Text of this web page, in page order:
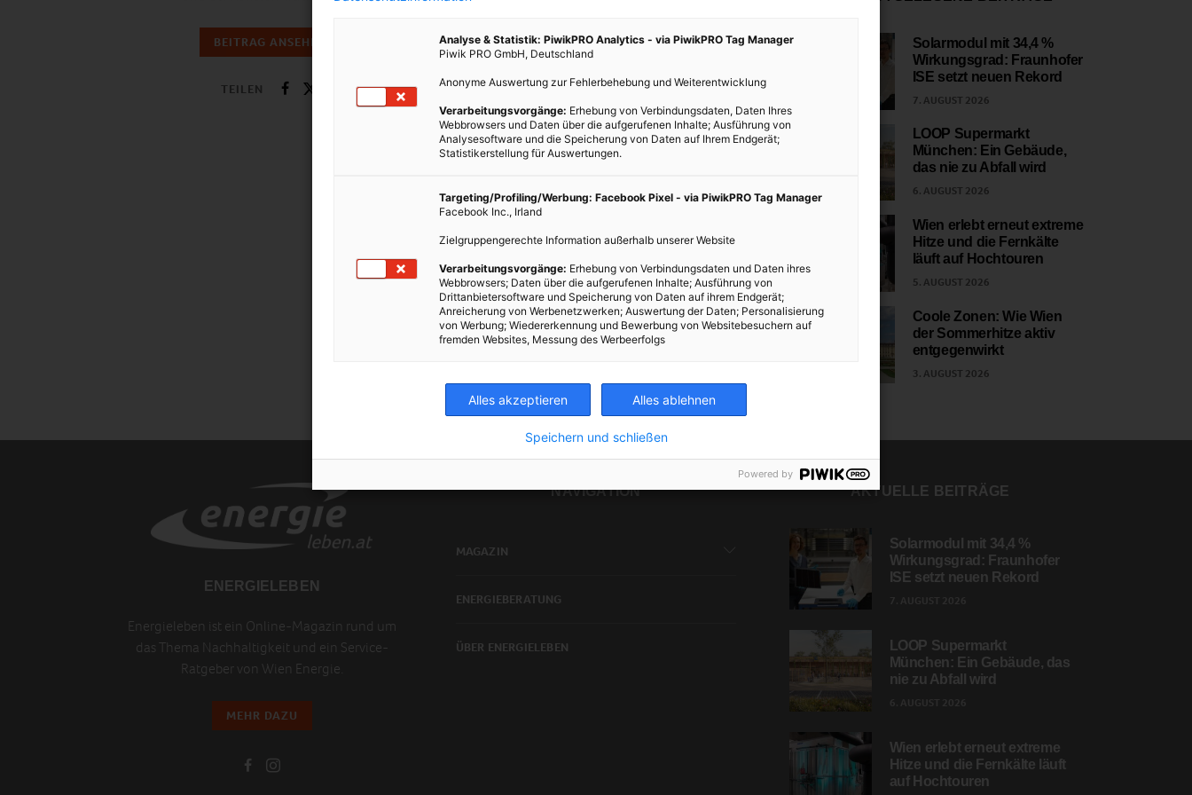
BEITRAG ANSEHEN
TEILEN
Solarmodul mit 34,4 %
Wirkungsgrad: Fraunhofer
ISE setzt neuen Rekord
7. AUGUST 2026
LOOP Supermarkt
München: Ein Gebäude,
das nie zu Abfall wird
6. AUGUST 2026
Wien erlebt erneut extreme
Hitze und die Fernkälte
läuft auf Hochtouren
5. AUGUST 2026
Coole Zonen: Wie Wien
der Sommerhitze aktiv
entgegenwirkt
3. AUGUST 2026
ENERGIELEBEN
Energieleben ist ein Online-Magazin rund um
das Thema Nachhaltigkeit und ein Service-
Ratgeber von Wien Energie.
MEHR DAZU
NAVIGATION
MAGAZIN
ENERGIEBERATUNG
ÜBER ENERGIELEBEN
AKTUELLE BEITRÄGE
Solarmodul mit 34,4 %
Wirkungsgrad: Fraunhofer
ISE setzt neuen Rekord
LOOP Supermarkt
München: Ein Gebäude, das
nie zu Abfall wird
Wien erlebt erneut extreme
Hitze und die Fernkälte läuft
auf Hochtouren
Analyse & Statistik: PiwikPRO Analytics - via PiwikPRO Tag Manager
Piwik PRO GmbH, Deutschland
Anonyme Auswertung zur Fehlerbehebung und Weiterentwicklung
Verarbeitungsvorgänge: Erhebung von Verbindungsdaten, Daten Ihres
Webbrowsers und Daten über die aufgerufenen Inhalte; Ausführung von
Analysesoftware und die Speicherung von Daten auf Ihrem Endgerät;
Statistikerstellung für Auswertungen.
Targeting/Profiling/Werbung: Facebook Pixel - via PiwikPRO Tag Manager
Facebook Inc., Irland
Zielgruppengerechte Information außerhalb unserer Website
Verarbeitungsvorgänge: Erhebung von Verbindungsdaten und Daten ihres
Webbrowsers; Daten über die aufgerufenen Inhalte; Ausführung von
Drittanbietersoftware und Speicherung von Daten auf ihrem Endgerät;
Anreicherung von Werbenetzwerken; Auswertung der Daten; Personalisierung
von Werbung; Wiedererkennung und Bewerbung von Websitebesuchern auf
fremden Websites, Messung des Werbeerfolgs
Alles akzeptieren Alles ablehnen
Speichern und schließen
Powered by